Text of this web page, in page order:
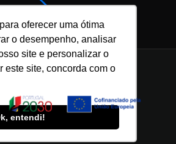
oferecer uma ótima
o desempenho, analisar
site e personalizar o
este site, concorda com o
entendi!
Business Solutions © 2023 |
e Proteção de Dados
|
Política da Qualidade